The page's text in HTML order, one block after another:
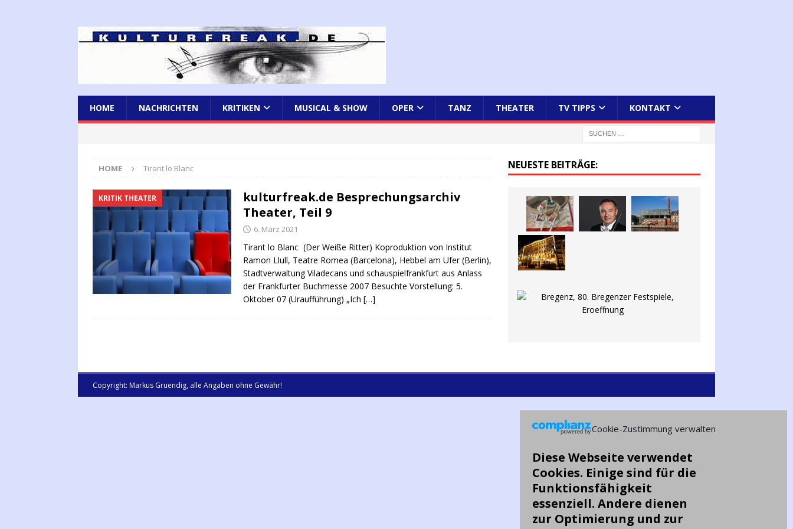
Cookie-Zustimmung verwalten
Diese Webseite verwendet
Cookies. Einige sind für die
Funktionsfähigkeit
essenziell. Andere dienen
zur Optimierung und zur
HOME NACHRICHTEN KRITIKEN MUSICAL & SHOW OPER TANZ THEATER TV TIPPS KONTAKT
HOME Tirant lo Blanc
KRITIK THEATER
kulturfreak.de Besprechungsarchiv
Theater, Teil 9
6. März 2021
Tirant lo Blanc (Der Weiße Ritter) Koproduktion von Institut
Ramon Llull, Teatre Romea (Barcelona), Hebbel am Ufer (Berlin),
Stadtverwaltung Viladecans und schauspielfrankfurt aus Anlass
der Frankfurter Buchmesse 2007 Besuchte Vorstellung: 5.
Oktober 07 (Uraufführung) „Ich […]
NEUESTE BEITRÄGE:
Copyright: Markus Gruendig, alle Angaben ohne Gewähr!